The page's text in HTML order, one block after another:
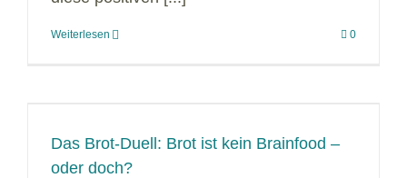
Weiterlesen 0
Das Brot-Duell: Brot ist kein Brainfood –
oder doch?